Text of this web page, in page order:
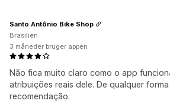
Não fica muito claro como o app
atribuições reais dele. De qualquer
recomendação.
Santo Antônio Bike Shop
Brasilien
3 måneder bruger appen